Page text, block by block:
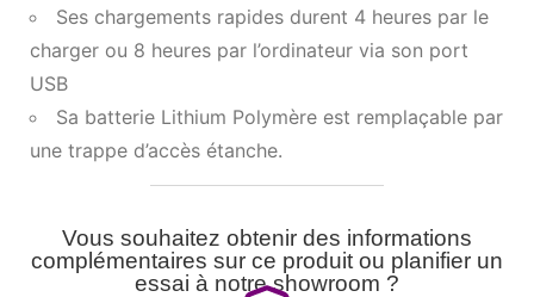
Ses chargements rapides durent 4 heures par le
charger ou 8 heures par l’ordinateur via son port
USB
Sa batterie Lithium Polymère est remplaçable par
une trappe d’accès étanche.
Vous souhaitez obtenir des informations
complémentaires sur ce produit ou planifier un
essai à notre showroom ?